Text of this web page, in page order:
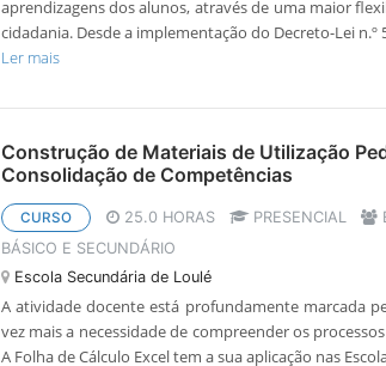
aprendizagens dos alunos, através de uma maior
cidadania. Desde a implementação do Decreto-Lei n.º
Ler mais
Construção de Materiais de Utilização
Consolidação de Competências
CURSO 25.0 HORAS PRESENCIAL
BÁSICO E SECUNDÁRIO
Escola Secundária de Loulé
A atividade docente está profundamente marcada
vez mais a necessidade de compreender os
A Folha de Cálculo Excel tem a sua aplicação nas